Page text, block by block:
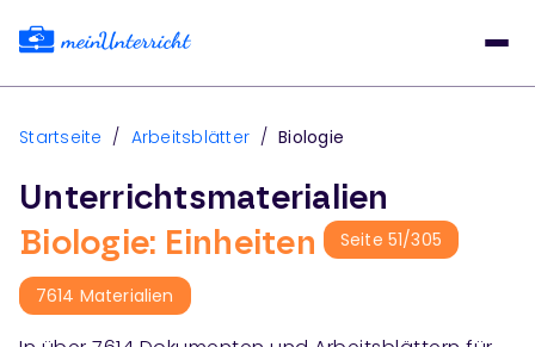
Startseite / Arbeitsblätter / Biologie
Unterrichtsmaterialien
Biologie: Einheiten
Seite 51/305
7614 Materialien